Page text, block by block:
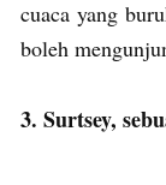
cuaca yang
boleh
3. Surtsey,